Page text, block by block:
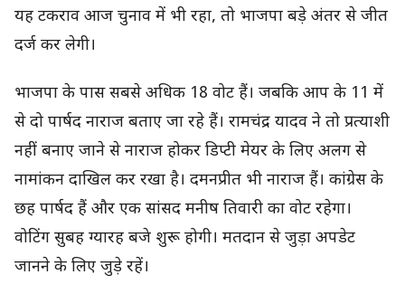
यह टकराव आज चुनाव में भी रहा, तो भाजपा बड़े अंतर से जीत
दर्ज कर लेगी।
भाजपा के पास सबसे अधिक 18 वोट हैं। जबकि आप के 11 में
से दो पार्षद नाराज बताए जा रहे हैं। रामचंद्र यादव ने तो प्रत्याशी
नहीं बनाए जाने से नाराज होकर डिप्टी मेयर के लिए अलग से
नामांकन दाखिल कर रखा है। दमनप्रीत भी नाराज हैं। कांग्रेस के
छह पार्षद हैं और एक सांसद मनीष तिवारी का वोट रहेगा।
वोटिंग सुबह ग्यारह बजे शुरू होगी। मतदान से जुड़ा अपडेट
जानने के लिए जुड़े रहें।